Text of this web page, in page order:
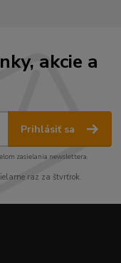
akcie a
Prihlásiť sa
zasielania newslettera.
raz za štvrťrok.